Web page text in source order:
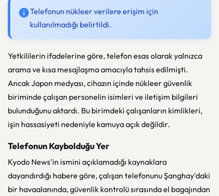
Telefonun nükleer verilere erişim için
kullanılmadığı belirtildi.
Yetkililerin ifadelerine göre, telefon esas olarak yalnızca
arama ve kısa mesajlaşma amacıyla tahsis edilmişti.
Ancak Japon medyası, cihazın içinde nükleer güvenlik
biriminde çalışan personelin isimleri ve iletişim bilgileri
bulunduğunu aktardı. Bu birimdeki çalışanların kimlikleri,
işin hassasiyeti nedeniyle kamuya açık değildir.
Telefonun Kaybolduğu Yer
Kyodo News'in ismini açıklamadığı kaynaklara
dayandırdığı habere göre, çalışan telefonunu Şanghay'daki
bir havaalanında, güvenlik kontrolü sırasında el bagajından